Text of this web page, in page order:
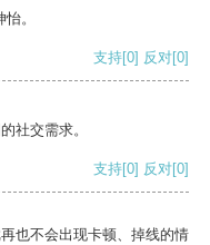
。
支持[0] 反对[0]
社交需求。
支持[0] 反对[0]
也不会出现卡顿、掉线的情